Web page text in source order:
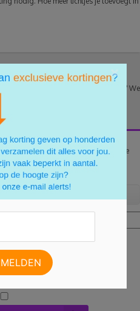
of een zelfgemaakt exemplaar? We
krijgt dan de mogelijk om uw reactie
×